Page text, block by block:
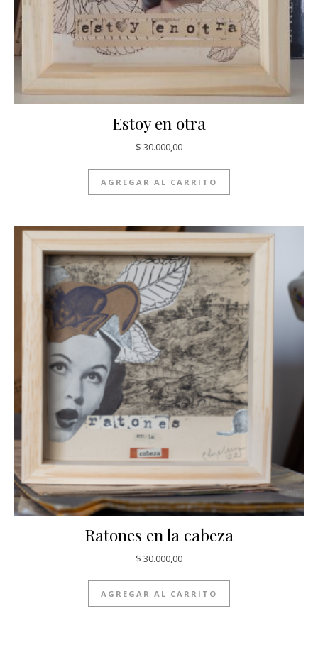
Estoy en otra
$ 30.000,00
AGREGAR AL CARRITO
Ratones en la cabeza
$ 30.000,00
AGREGAR AL CARRITO